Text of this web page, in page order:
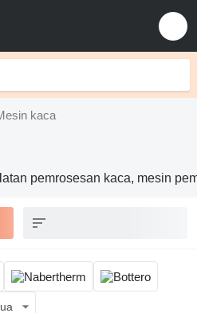
kaca
pemrosesan kaca, mesin